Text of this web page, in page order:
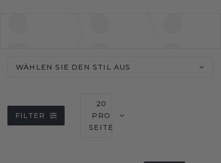
WÄHLEN SIE DEN STIL AUS
FILTER
20
PRO
SEITE